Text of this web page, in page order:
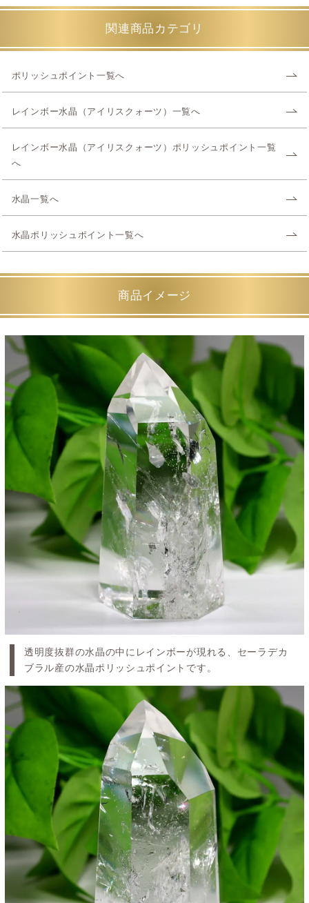
関連商品カテゴリ
ポリッシュポイント一覧へ
レインボー水晶（アイリスクォーツ）一覧へ
レインボー水晶（アイリスクォーツ）ポリッシュポイント一覧
へ
水晶一覧へ
水晶ポリッシュポイント一覧へ
商品イメージ
透明度抜群の水晶の中にレインボーが現れる、セーラデカ
ブラル産の水晶ポリッシュポイントです。